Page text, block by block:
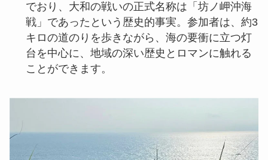
でおり、大和の戦いの正式名称は「坊ノ岬沖海
戦」であったという歴史的事実。参加者は、約3
キロの道のりを歩きながら、海の要衝に立つ灯
台を中心に、地域の深い歴史とロマンに触れる
ことができます。